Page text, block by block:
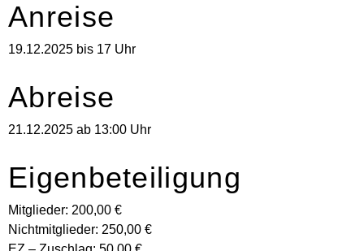
Anreise
19.12.2025 bis 17 Uhr
Abreise
21.12.2025 ab 13:00 Uhr
Eigenbeteiligung
Mitglieder: 200,00 €
Nichtmitglieder: 250,00 €